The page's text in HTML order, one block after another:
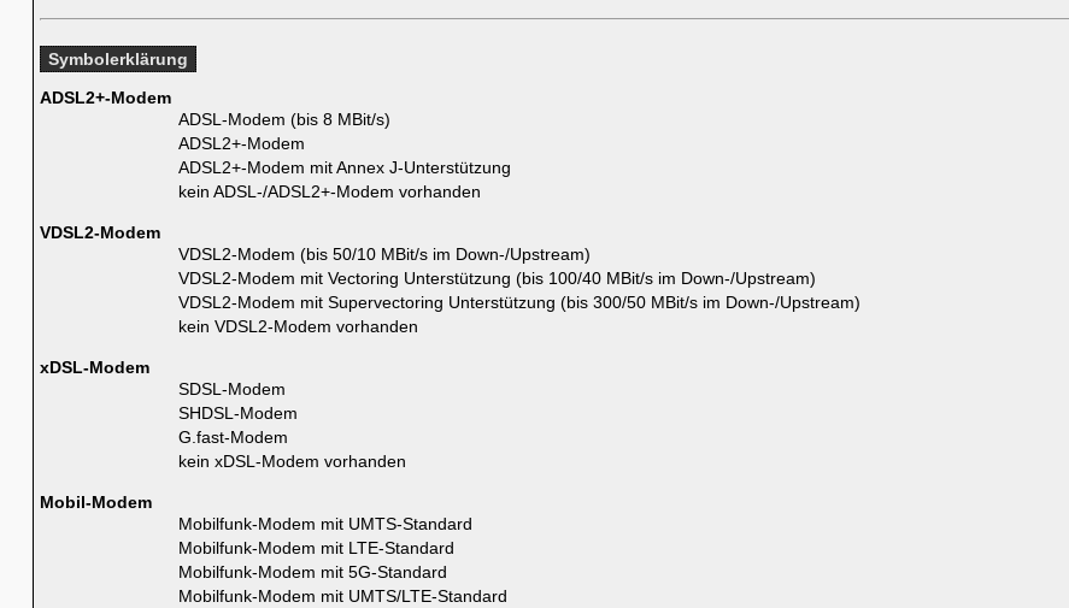
Symbolerklärung
ADSL2+-Modem
ADSL-Modem (bis 8 MBit/s)
ADSL2+-Modem
ADSL2+-Modem mit Annex J-Unterstützung
kein ADSL-/ADSL2+-Modem vorhanden
VDSL2-Modem
VDSL2-Modem (bis 50/10 MBit/s im Down-/Upstream)
VDSL2-Modem mit Vectoring Unterstützung (bis 100/40 MBit/s im Down-/Upstream)
VDSL2-Modem mit Supervectoring Unterstützung (bis 300/50 MBit/s im Down-/Upstream)
kein VDSL2-Modem vorhanden
xDSL-Modem
SDSL-Modem
SHDSL-Modem
G.fast-Modem
kein xDSL-Modem vorhanden
Mobil-Modem
Mobilfunk-Modem mit UMTS-Standard
Mobilfunk-Modem mit LTE-Standard
Mobilfunk-Modem mit 5G-Standard
Mobilfunk-Modem mit UMTS/LTE-Standard